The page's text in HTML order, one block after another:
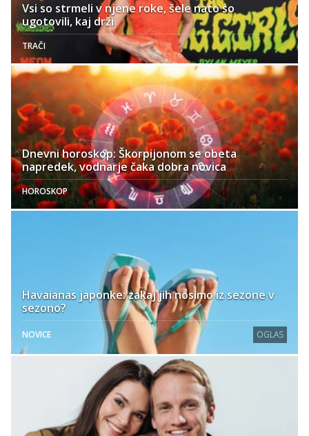
Vsi so strmeli v njene roke, šele nato so
ugotovili, kaj drži
TRAČI
Dnevni horoskop: Škorpijonom se obeta
napredek, vodnarje čaka dobra novica
HOROSKOP
Havaianas japonke: zakaj jih nosimo iz sezone v
sezono?
NOVICE OGLAS